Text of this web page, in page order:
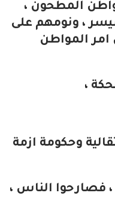
المطحون ،
، ونومهم على
امر المواطن
،
وحكومة ازمة
فصارحوا الناس ،